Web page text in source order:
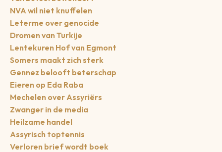
NVA wil niet knuffelen
Leterme over genocide
Dromen van Turkije
Lentekuren Hof van Egmont
Somers maakt zich sterk
Gennez belooft beterschap
Eieren op Eda Raba
Mechelen over Assyriërs
Zwanger in de media
Heilzame handel
Assyrisch toptennis
Verloren brief wordt boek